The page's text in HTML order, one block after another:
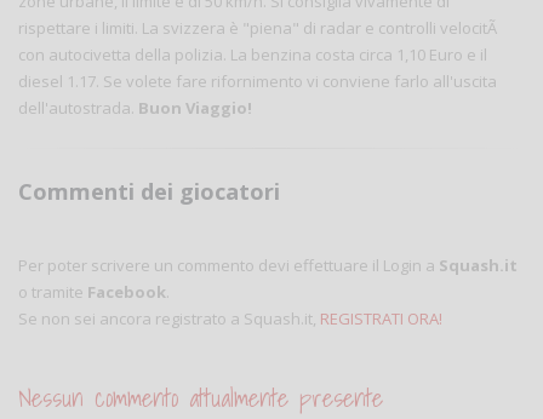
rispettare i limiti. La svizzera è "piena" di radar e controlli velocitÃ
con autocivetta della polizia. La benzina costa circa 1,10 Euro e il
diesel 1.17. Se volete fare rifornimento vi conviene farlo all'uscita
dell'autostrada. Buon Viaggio!
Commenti dei giocatori
Per poter scrivere un commento devi effettuare il Login a Squash.it
o tramite Facebook.
Se non sei ancora registrato a Squash.it, REGISTRATI ORA!
Nessun commento attualmente presente